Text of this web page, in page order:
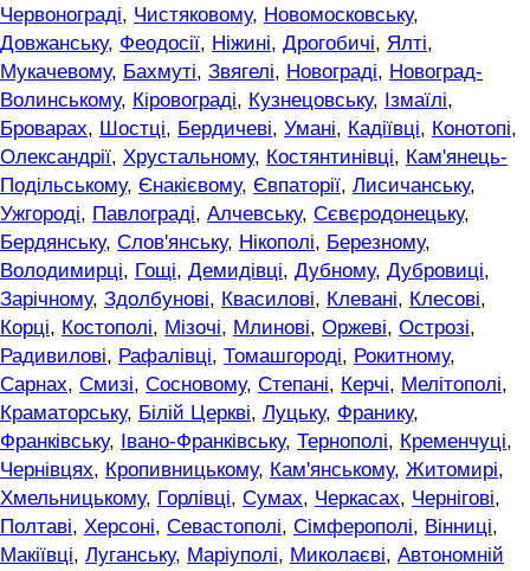
Червонограді, Чистяковому, Новомосковську,
Довжанську, Феодосії, Ніжині, Дрогобичі, Ялті,
Мукачевому, Бахмуті, Звягелі, Новограді, Новоград-
Волинському, Кіровограді, Кузнецовську, Ізмаїлі,
Броварах, Шостці, Бердичеві, Умані, Кадіївці, Конотопі,
Олександрії, Хрустальному, Костянтинівці, Кам'янець-
Подільському, Єнакієвому, Євпаторії, Лисичанську,
Ужгороді, Павлограді, Алчевську, Сєвєродонецьку,
Бердянську, Слов'янську, Нікополі, Березному,
Володимирці, Гощі, Демидівці, Дубному, Дубровиці,
Зарічному, Здолбунові, Квасилові, Клевані, Клесові,
Корці, Костополі, Мізочі, Млинові, Оржеві, Острозі,
Радивилові, Рафалівці, Томашгороді, Рокитному,
Сарнах, Смизі, Сосновому, Степані, Керчі, Мелітополі,
Краматорську, Білій Церкві, Луцьку, Франику,
Франківську, Івано-Франківську, Тернополі, Кременчуці,
Чернівцях, Кропивницькому, Кам'янському, Житомирі,
Хмельницькому, Горлівці, Сумах, Черкасах, Чернігові,
Полтаві, Херсоні, Севастополі, Сімферополі, Вінниці,
Макіївці, Луганську, Маріуполі, Миколаєві, Автономній